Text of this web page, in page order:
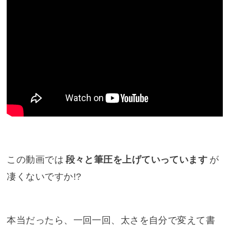
この動画では 段々と筆圧を上げていっています が
凄くないですか!?
本当だったら、一回一回、太さを自分で変えて書